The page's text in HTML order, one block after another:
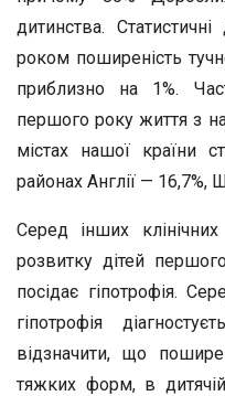
дитинства.
роком поширеність
приблизно на 1%.
першого року життя з
містах нашої країни
районах Англії — 16,7%,
Серед інших
розвитку дітей
посідає гіпотрофія.
гіпотрофія
відзначити, що
тяжких форм, в